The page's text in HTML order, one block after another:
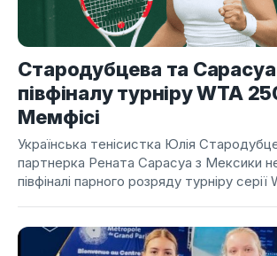
Стародубцева та Сарасуа
півфіналу турніру WTA
Мемфісі
Українська тенісистка Юлія
партнерка Рената Сарасуа з Мексики
півфіналі парного розряду турніру